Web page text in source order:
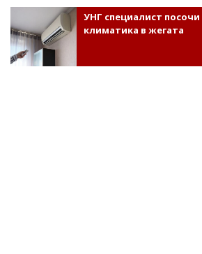
УНГ специалист
климатика в жегата